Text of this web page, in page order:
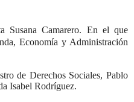
Susana Camarero. En el que
Economía y Administración
de Derechos Sociales, Pablo
Isabel Rodríguez.